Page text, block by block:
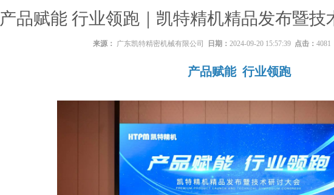
产品赋能 行业领跑｜凯特精机精品发布暨技
来源： 广东凯特精密机械有限公司 日期： 2024-09-20 15:57:39 点击： 4081
产品赋能 行业领跑